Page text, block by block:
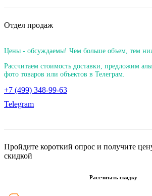
Отдел продаж
Цены - обсуждаемы! Чем больше объем, тем
Рассчитаем стоимость доставки, предложим
фото товаров или объектов в Телеграм.
+7 (499) 348-99-63
Telegram
Пройдите короткий опрос и получите
скидкой
Рассчитать скидку